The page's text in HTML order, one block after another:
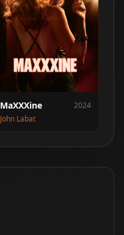
MaXXXine
2024
John Labat